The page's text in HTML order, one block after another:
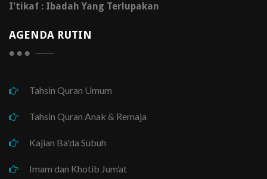
I'tikaf : Ibadah Yang Terlupakan
AGENDA RUTIN
Tahsin Quran Umum
Tahsin Quran Anak & Remaja
Kajian Ba'da Subuh
Imam dan Khotib Jum’at